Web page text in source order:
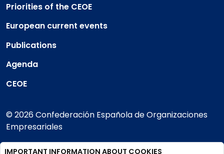
Priorities of the CEOE
European current events
Publications
Agenda
CEOE
© 2026 Confederación Española de Organizaciones
Empresariales
IMPORTANT INFORMATION ABOUT COOKIES